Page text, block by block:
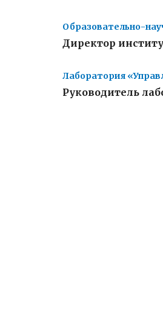
Образовательно-
Директор
Лаборатория
Руководитель